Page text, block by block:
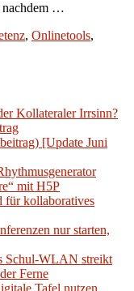
nachdem …
, Onlinetools,
Kollateraler Irrsinn?
[Update Juni
mit H5P
für kollaboratives
nur starten,
Schul-WLAN streikt
Ferne
Tafel nutzen